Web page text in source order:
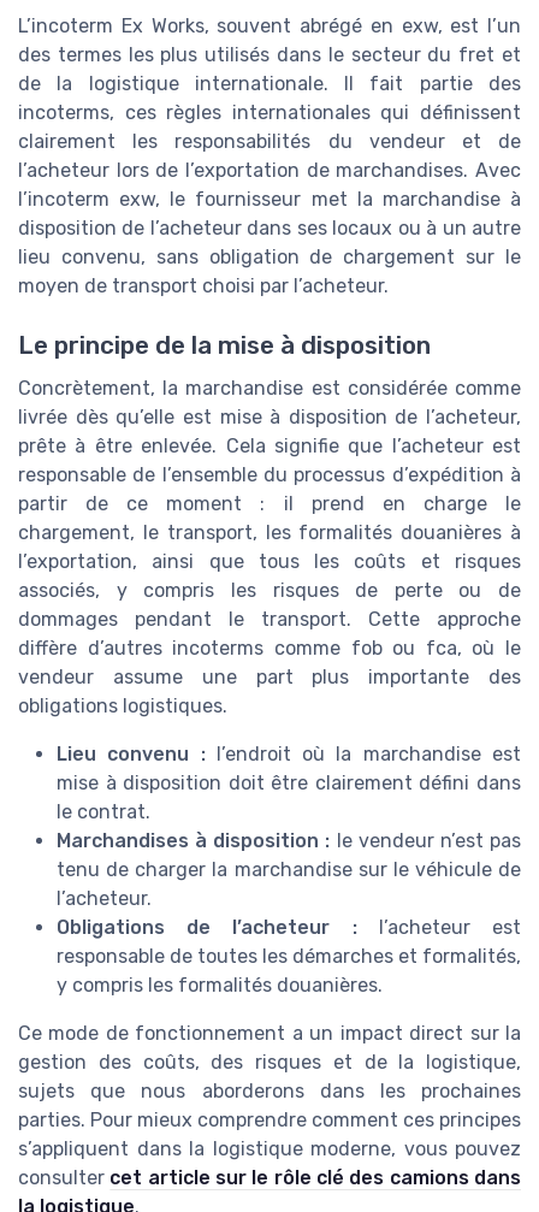
L’incoterm Ex Works, souvent abrégé en exw, est l’un
des termes les plus utilisés dans le secteur du fret et
de la logistique internationale. Il fait partie des
incoterms, ces règles internationales qui définissent
clairement les responsabilités du vendeur et de
l’acheteur lors de l’exportation de marchandises. Avec
l’incoterm exw, le fournisseur met la marchandise à
disposition de l’acheteur dans ses locaux ou à un autre
lieu convenu, sans obligation de chargement sur le
moyen de transport choisi par l’acheteur.
Le principe de la mise à disposition
Concrètement, la marchandise est considérée comme
livrée dès qu’elle est mise à disposition de l’acheteur,
prête à être enlevée. Cela signifie que l’acheteur est
responsable de l’ensemble du processus d’expédition à
partir de ce moment : il prend en charge le
chargement, le transport, les formalités douanières à
l’exportation, ainsi que tous les coûts et risques
associés, y compris les risques de perte ou de
dommages pendant le transport. Cette approche
diffère d’autres incoterms comme fob ou fca, où le
vendeur assume une part plus importante des
obligations logistiques.
Lieu convenu :l’endroit où la marchandise est
mise à disposition doit être clairement défini dans
le contrat.
Marchandises à disposition : le vendeur n’est pas
tenu de charger la marchandise sur le véhicule de
l’acheteur.
Obligations de l’acheteur :l’acheteur est
responsable de toutes les démarches et formalités,
y compris les formalités douanières.
Ce mode de fonctionnement a un impact direct sur la
gestion des coûts, des risques et de la logistique,
sujets que nous aborderons dans les prochaines
parties. Pour mieux comprendre comment ces principes
s’appliquent dans la logistique moderne, vous pouvez
consulter cet article sur le rôle clé des camions dans
la logistique.